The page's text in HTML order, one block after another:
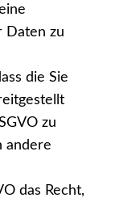
Daten zu
die Sie
zu
andere
das Recht,